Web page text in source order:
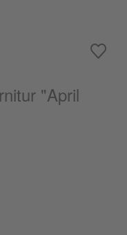
"April